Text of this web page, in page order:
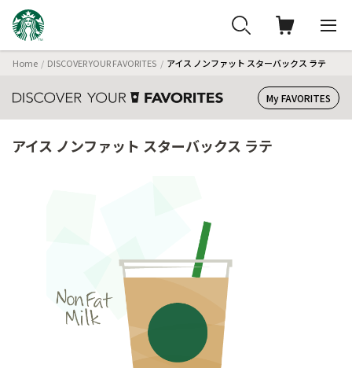
Home DISCOVER YOUR FAVORITES アイス ノンファット スターバックス ラテ
My FAVORITES
アイス ノンファット スターバックス ラテ